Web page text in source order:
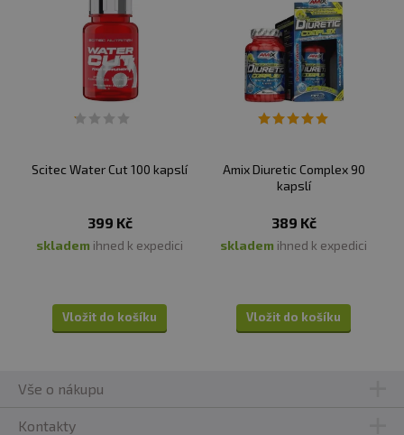
sportovce. Není náhradou pestré stravy. Nepřekračujte
doporučené denní dávkování. Ukládejte mimo dosah
dětí! Není vhodné pro děti, těhotné a kojící ženy.
Skladujte v suchu a při teplotě do 25 °C. Nevystavujte
přímému slunečnímu záření. Chraňte před mrazem.
Výrobce neručí za vady vzniklé nevhodným skladováním
Alergeny ve složení produktu
zvýrazněny.
Scitec Water Cut 100 kapslí
399 Kč
skladem ihned k expedici
Vložit do košíku
Amix Diuretic Complex 90
kapslí
389 Kč
skladem ihned k expedici
Vložit do košíku
Vše o nákupu
Kontakty